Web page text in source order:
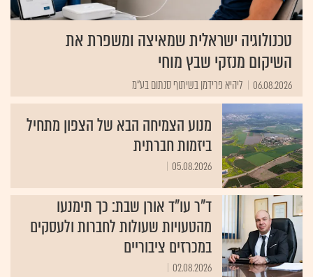
טכנולוגיה ישראלית שמאיצה ומשפרת את
השיקום מנזקי שבץ מוחי
06.08.2026 ליהיא פרידמן בשיתוף סנתום בע"מ
מנוע הצמיחה הבא של הצפון מתחיל
ביזמות חברתית
05.08.2026
ד"ר עו"ד אורן שבת: כך תימנעו
מהטעויות שעולות לחברות ולעסקים
במכרזים ציבוריים
02.08.2026